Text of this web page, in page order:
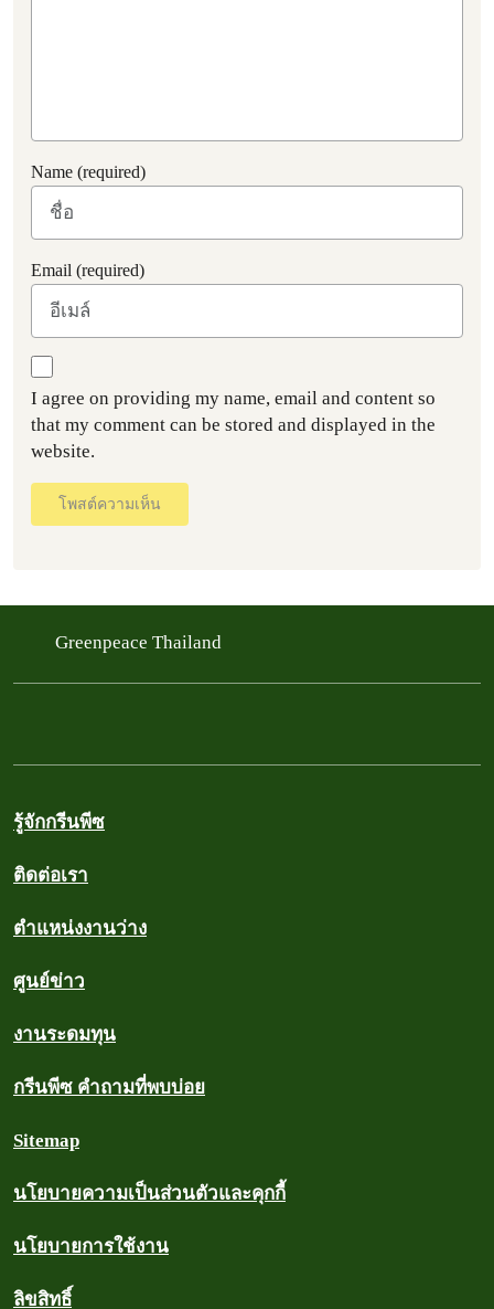
Name (required)
Email (required)
I agree on providing my name, email and content so
that my comment can be stored and displayed in the
website.
โพสต์ความเห็น
Greenpeace Thailand
รู้จักกรีนพีซ
ติดต่อเรา
ตำแหน่งงานว่าง
ศูนย์ข่าว
งานระดมทุน
กรีนพีซ คำถามที่พบบ่อย
Sitemap
นโยบายความเป็นส่วนตัวและคุกกี้
นโยบายการใช้งาน
ลิขสิทธิ์